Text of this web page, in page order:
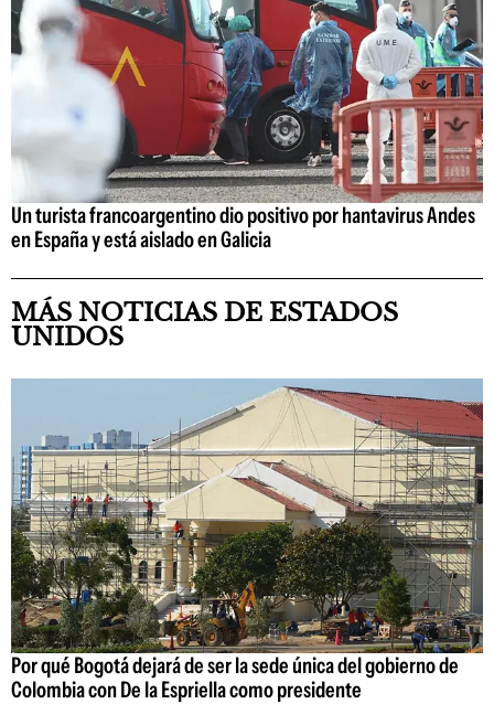
Un turista francoargentino dio positivo por hantavirus Andes
en España y está aislado en Galicia
MÁS NOTICIAS DE ESTADOS
UNIDOS
Por qué Bogotá dejará de ser la sede única del gobierno de
Colombia con De la Espriella como presidente